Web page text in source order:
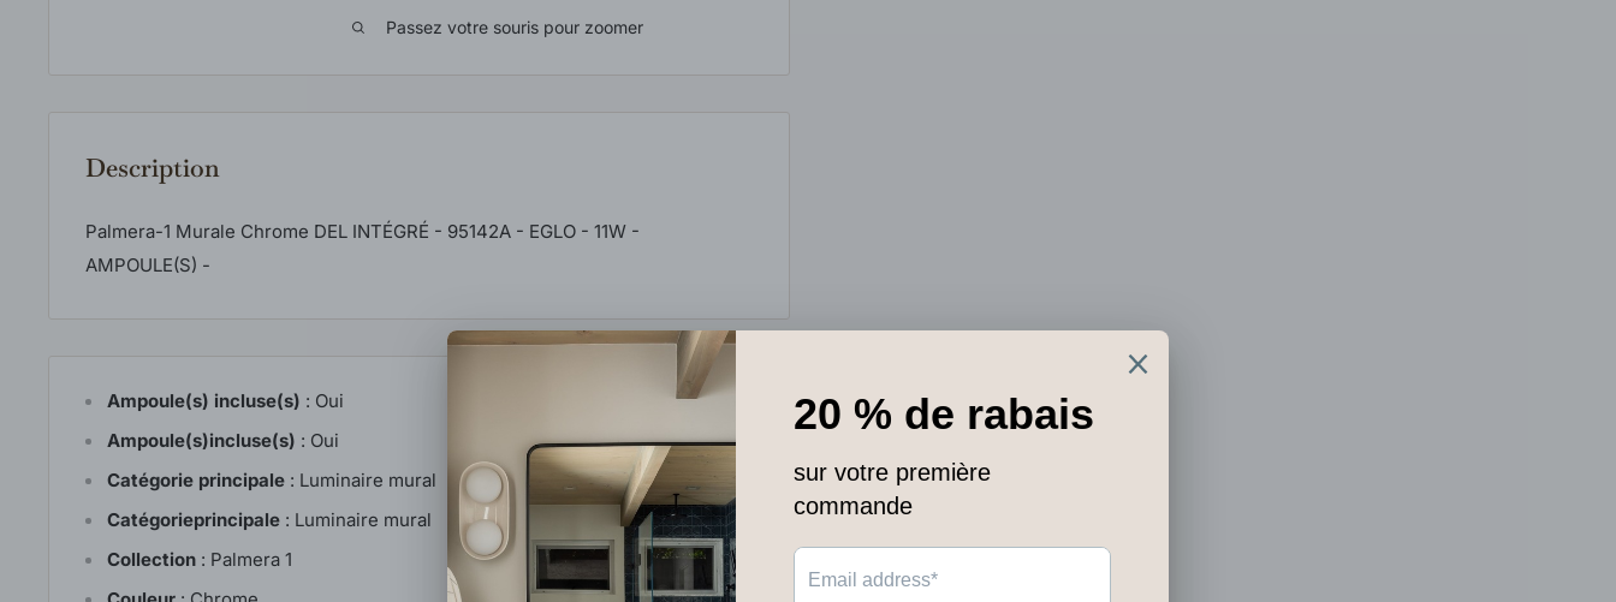
Passez votre souris pour zoomer
Description
Palmera-1 Murale Chrome DEL INTÉGRÉ - 95142A - EGLO - 11W -
AMPOULE(S) -
Ampoule(s) incluse(s) : Oui
Ampoule(s)incluse(s) : Oui
Catégorie principale : Luminaire mural
Catégorieprincipale : Luminaire mural
Collection : Palmera 1